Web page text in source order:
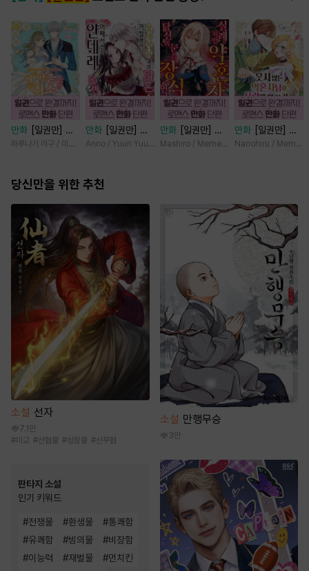
만화
[일권만] 제
약혼은 취소되었습
하루나기 리구 / 미즈메
만화
[일권만] 왕
태자님과의 약혼을
변했습니다 [단행
Anno / Yuuri Yuudachi
만화
[일권만] 실
례지만 약혼자님,
Mashiro / Memeko
만화
[일권만] 웃
지 않는 약혼자님
Nanohiru / Memeko
당신만을 위한 추천
소설 선자
7.1만
#마교 #선협물 #성장물 #신무협
판타지 소설
인기 키워드
#전쟁물 #환생물 #통쾌함
#유쾌함 #빙의물 #비장함
#이능력 #재벌물 #먼치킨
소설 만행무승
3만